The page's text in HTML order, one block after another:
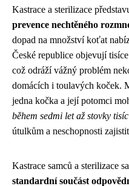
Kastrace a sterilizace
prevence nechtěného
dopad na množství koťat
České republice objevují
což odráží vážný problém
domácích i toulavých koček.
jedna kočka a její potomci
během sedmi let až stovky
útulkům a neschopnosti
Kastrace samců a sterilizace
standardní součást